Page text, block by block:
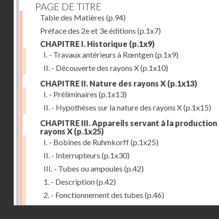
PAGE DE TITRE
Table des Matières (p.94)
Préface des 2e et 3e éditions (p.1x7)
CHAPITRE I. Historique (p.1x9)
I. - Travaux antérieurs à Rœntgen(p.1x9)
II. - Découverte des rayons X(p.1x10)
CHAPITRE II. Nature des rayons X (p.1x13)
I. - Préliminaires (p.1x13)
II. - Hypothèses sur la nature des rayons X(p.1x15)
CHAPITRE III. Appareils servant à la production
rayons X (p.1x25)
I. - Bobines de Ruhmkorff(p.1x25)
II. - Interrupteurs (p.1x30)
III. - Tubes ou ampoules (p.42)
1. - Description(p.42)
2. - Fonctionnement des tubes (p.46)
IV. - Ecrans et supports(p.53)